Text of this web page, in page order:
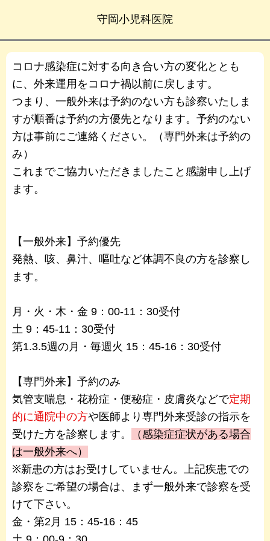
守岡小児科医院
コロナ感染症に対する向き合い方の変化ととも
に、外来運用をコロナ禍以前に戻します。
つまり、一般外来は予約のない方も診察いたしま
すが順番は予約の方優先となります。予約のない
方は事前にご連絡ください。（専門外来は予約の
み）
これまでご協力いただきましたこと感謝申し上げ
ます。
【一般外来】予約優先
発熱、咳、鼻汁、嘔吐など体調不良の方を診察し
ます。
月・火・木・金 9：00-11：30受付
土 9：45-11：30受付
第1.3.5週の月・毎週火 15：45-16：30受付
【専門外来】予約のみ
気管支喘息・花粉症・便秘症・皮膚炎などで定期
的に通院中の方や医師より専門外来受診の指示を
受けた方を診察します。
（感染症症状がある場合
は一般外来へ）
※新患の方はお受けしていません。上記疾患での
診察をご希望の場合は、まず一般外来で診察を受
けて下さい。
金・第2月 15：45-16：45